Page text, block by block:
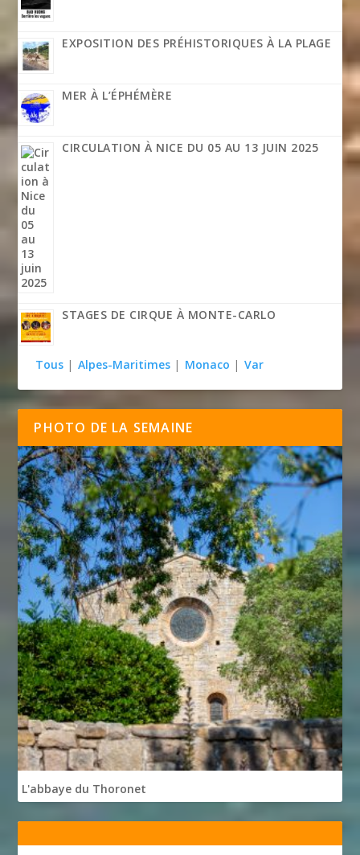
EXPOSITION DES PRÉHISTORIQUES À LA PLAGE
MER À L’ÉPHÉMÈRE
CIRCULATION À NICE DU 05 AU 13 JUIN 2025
STAGES DE CIRQUE À MONTE-CARLO
Tous | Alpes-Maritimes | Monaco | Var
PHOTO DE LA SEMAINE
L'abbaye du Thoronet